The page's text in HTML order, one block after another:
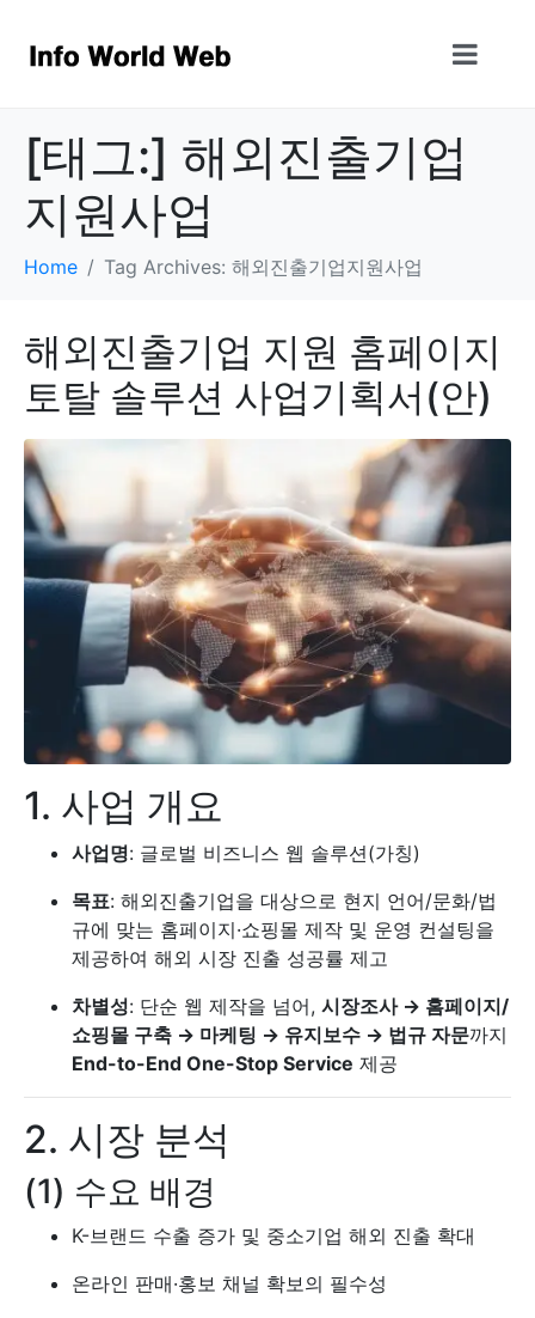
[태그:] 해외진출기업
지원사업
Home Tag Archives: 해외진출기업지원사업
해외진출기업 지원 홈페이지
토탈 솔루션 사업기획서(안)
1. 사업 개요
사업명: 글로벌 비즈니스 웹 솔루션(가칭)
목표: 해외진출기업을 대상으로 현지 언어/문화/법
규에 맞는 홈페이지·쇼핑몰 제작 및 운영 컨설팅을
제공하여 해외 시장 진출 성공률 제고
차별성: 단순 웹 제작을 넘어, 시장조사 → 홈페이지/
쇼핑몰 구축 → 마케팅 → 유지보수 → 법규 자문까지
End-to-End One-Stop Service 제공
2. 시장 분석
(1) 수요 배경
K-브랜드 수출 증가 및 중소기업 해외 진출 확대
온라인 판매·홍보 채널 확보의 필수성